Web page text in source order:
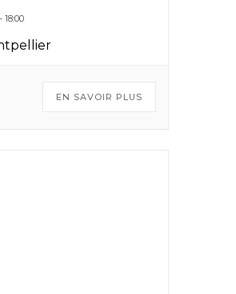
- 18:00
EN SAVOIR PLUS